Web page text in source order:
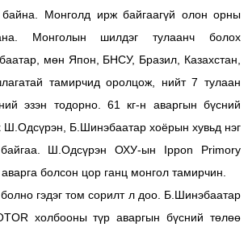
байна. Монголд ирж байгаагүй олон орны
Монголын шилдэг тулаанч болох
мөн Япон, БНСУ, Бразил, Казахстан,
тамирчид оролцож, нийт 7 тулаан
эзэн тодорно. 61 кг-н аваргын бүсний
Ш.Одсүрэн, Б.Шинэбаатар хоёрын хувьд нэг
Ш.Одсүрэн ОХУ-ын Ippon Primory
болсон цор ганц монгол тамирчин.
гэдэг том сорилт л доо. Б.Шинэбаатар
холбооны түр аваргын бүсний төлөө